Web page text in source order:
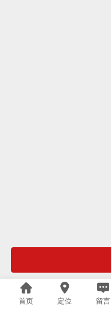
首页 定位 留言